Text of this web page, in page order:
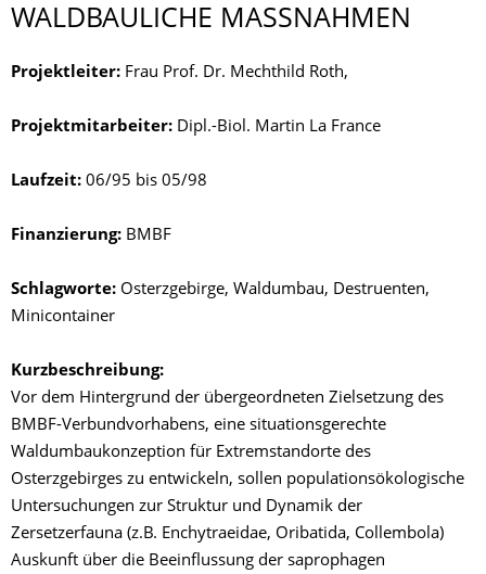
WALDBAULICHE MASSNAHMEN
Projektleiter: Frau Prof. Dr. Mechthild Roth,
Projektmitarbeiter: Dipl.-Biol. Martin La France
Laufzeit: 06/95 bis 05/98
Finanzierung: BMBF
Schlagworte: Osterzgebirge, Waldumbau, Destruenten,
Minicontainer
Kurzbeschreibung:
Vor dem Hintergrund der übergeordneten Zielsetzung des
BMBF-Verbundvorhabens, eine situationsgerechte
Waldumbaukonzeption für Extremstandorte des
Osterzgebirges zu entwickeln, sollen populationsökologische
Untersuchungen zur Struktur und Dynamik der
Zersetzerfauna (z.B. Enchytraeidae, Oribatida, Collembola)
Auskunft über die Beeinflussung der saprophagen